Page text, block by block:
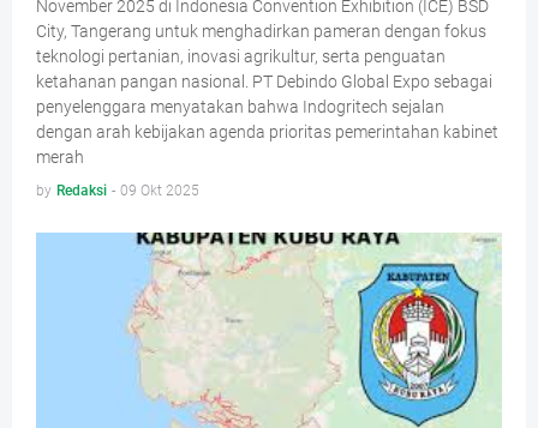
November 2025 di Indonesia Convention Exhibition (ICE) BSD
City, Tangerang untuk menghadirkan pameran dengan fokus
teknologi pertanian, inovasi agrikultur, serta penguatan
ketahanan pangan nasional. PT Debindo Global Expo sebagai
penyelenggara menyatakan bahwa Indogritech sejalan
dengan arah kebijakan agenda prioritas pemerintahan kabinet
merah
by Redaksi - 09 Okt 2025